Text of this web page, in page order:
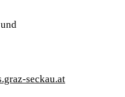
seckau.at